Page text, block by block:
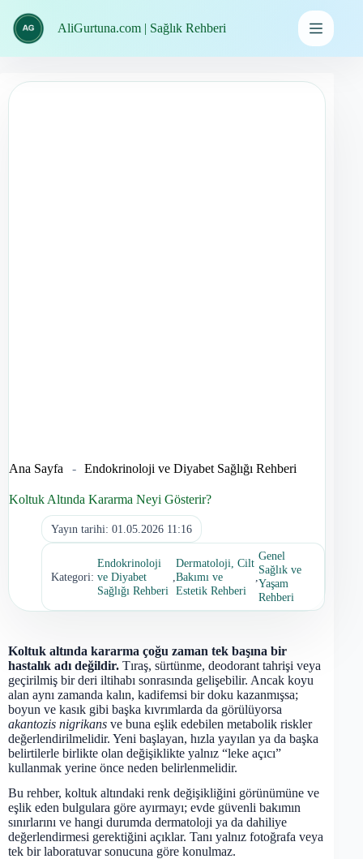
geç
AliGurtuna.com | Sağlık Rehberi
Ana Sayfa - Endokrinoloji ve Diyabet Sağlığı Rehberi
Koltuk Altında Kararma Neyi Gösterir?
Yayın tarihi: 01.05.2026 11:16
Kategori:
Endokrinoloji
ve Diyabet
Sağlığı Rehberi
Dermatoloji, Cilt
Bakımı ve
Estetik Rehberi
,
Genel
Sağlık ve
Yaşam
Rehberi
Koltuk altında kararma çoğu zaman tek başına bir
hastalık adı değildir. Tıraş, sürtünme, deodorant tahrişi veya
geçirilmiş bir deri iltihabı sonrasında gelişebilir. Ancak koyu
alan aynı zamanda kalın, kadifemsi bir doku kazanmışsa;
boyun ve kasık gibi başka kıvrımlarda da görülüyorsa
akantozis nigrikans ve buna eşlik edebilen metabolik riskler
değerlendirilmelidir. Yeni başlayan, hızla yayılan ya da başka
belirtilerle birlikte olan değişiklikte yalnız “leke açıcı”
kullanmak yerine önce neden belirlenmelidir.
Bu rehber, koltuk altındaki renk değişikliğini görünümüne ve
eşlik eden bulgulara göre ayırmayı; evde güvenli bakımın
sınırlarını ve hangi durumda dermatoloji ya da dahiliye
değerlendirmesi gerektiğini açıklar. Tanı yalnız fotoğrafa veya
tek bir laboratuvar sonucuna göre konulmaz.